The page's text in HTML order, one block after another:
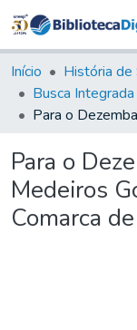
Início História de
Busca Integrada
Para o
Medeiros
Comarca